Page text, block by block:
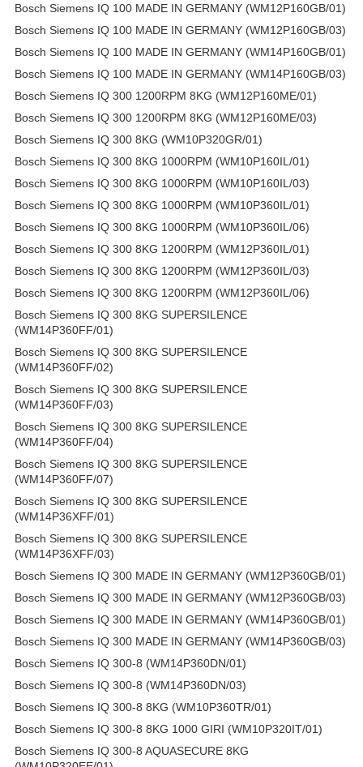
Bosch Siemens IQ 100 MADE IN GERMANY (WM12P160GB/01)
Bosch Siemens IQ 100 MADE IN GERMANY (WM12P160GB/03)
Bosch Siemens IQ 100 MADE IN GERMANY (WM14P160GB/01)
Bosch Siemens IQ 100 MADE IN GERMANY (WM14P160GB/03)
Bosch Siemens IQ 300 1200RPM 8KG (WM12P160ME/01)
Bosch Siemens IQ 300 1200RPM 8KG (WM12P160ME/03)
Bosch Siemens IQ 300 8KG (WM10P320GR/01)
Bosch Siemens IQ 300 8KG 1000RPM (WM10P160IL/01)
Bosch Siemens IQ 300 8KG 1000RPM (WM10P160IL/03)
Bosch Siemens IQ 300 8KG 1000RPM (WM10P360IL/01)
Bosch Siemens IQ 300 8KG 1000RPM (WM10P360IL/06)
Bosch Siemens IQ 300 8KG 1200RPM (WM12P360IL/01)
Bosch Siemens IQ 300 8KG 1200RPM (WM12P360IL/03)
Bosch Siemens IQ 300 8KG 1200RPM (WM12P360IL/06)
Bosch Siemens IQ 300 8KG SUPERSILENCE
(WM14P360FF/01)
Bosch Siemens IQ 300 8KG SUPERSILENCE
(WM14P360FF/02)
Bosch Siemens IQ 300 8KG SUPERSILENCE
(WM14P360FF/03)
Bosch Siemens IQ 300 8KG SUPERSILENCE
(WM14P360FF/04)
Bosch Siemens IQ 300 8KG SUPERSILENCE
(WM14P360FF/07)
Bosch Siemens IQ 300 8KG SUPERSILENCE
(WM14P36XFF/01)
Bosch Siemens IQ 300 8KG SUPERSILENCE
(WM14P36XFF/03)
Bosch Siemens IQ 300 MADE IN GERMANY (WM12P360GB/01)
Bosch Siemens IQ 300 MADE IN GERMANY (WM12P360GB/03)
Bosch Siemens IQ 300 MADE IN GERMANY (WM14P360GB/01)
Bosch Siemens IQ 300 MADE IN GERMANY (WM14P360GB/03)
Bosch Siemens IQ 300-8 (WM14P360DN/01)
Bosch Siemens IQ 300-8 (WM14P360DN/03)
Bosch Siemens IQ 300-8 8KG (WM10P360TR/01)
Bosch Siemens IQ 300-8 8KG 1000 GIRI (WM10P320IT/01)
Bosch Siemens IQ 300-8 AQUASECURE 8KG